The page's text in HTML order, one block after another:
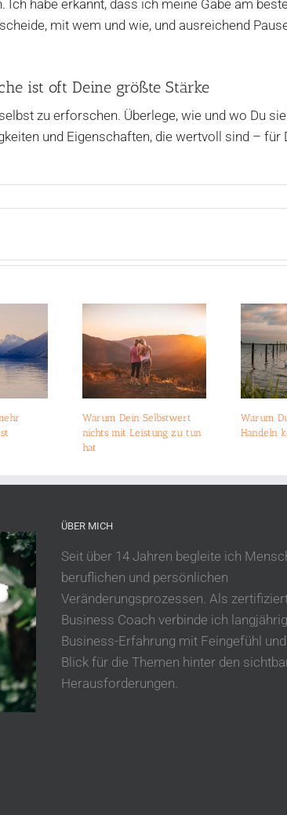
habe erkannt, dass ich meine Gabe am
mit wem und wie, und ausreichend
ist oft Deine größte Stärke
zu erforschen. Überlege, wie und wo Du
und Eigenschaften, die wertvoll sind – für
Warum Dein Selbstwert
nichts mit Leistung zu tun
hat
Warum
Handeln
ÜBER MICH
Seit über 14 Jahren begleite ich
beruflichen und persönlichen
Veränderungsprozessen. Als
Business Coach verbinde ich
Business-Erfahrung mit Feingefühl
Blick für die Themen hinter den
Herausforderungen.